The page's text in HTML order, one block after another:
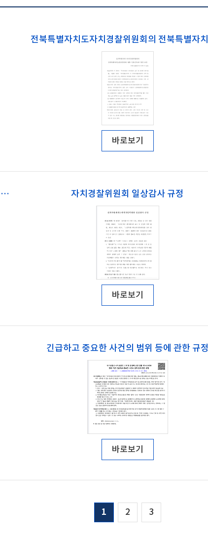
바로보기
전북특별자치도자치경찰사무와자치경찰위원회의조직및운영등에관한조례 자치경찰위원회 일상감사 규정
바로보기
긴급하고 중요한 사건의 범위 등에 관한 규정
바로보기
1 2 3